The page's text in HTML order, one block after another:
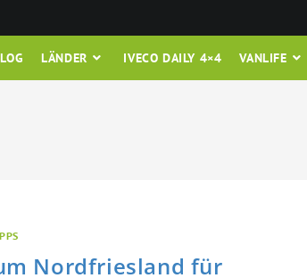
LÄNDER IVECO DAILY 4×4 VANLIFE
Nordfriesland für